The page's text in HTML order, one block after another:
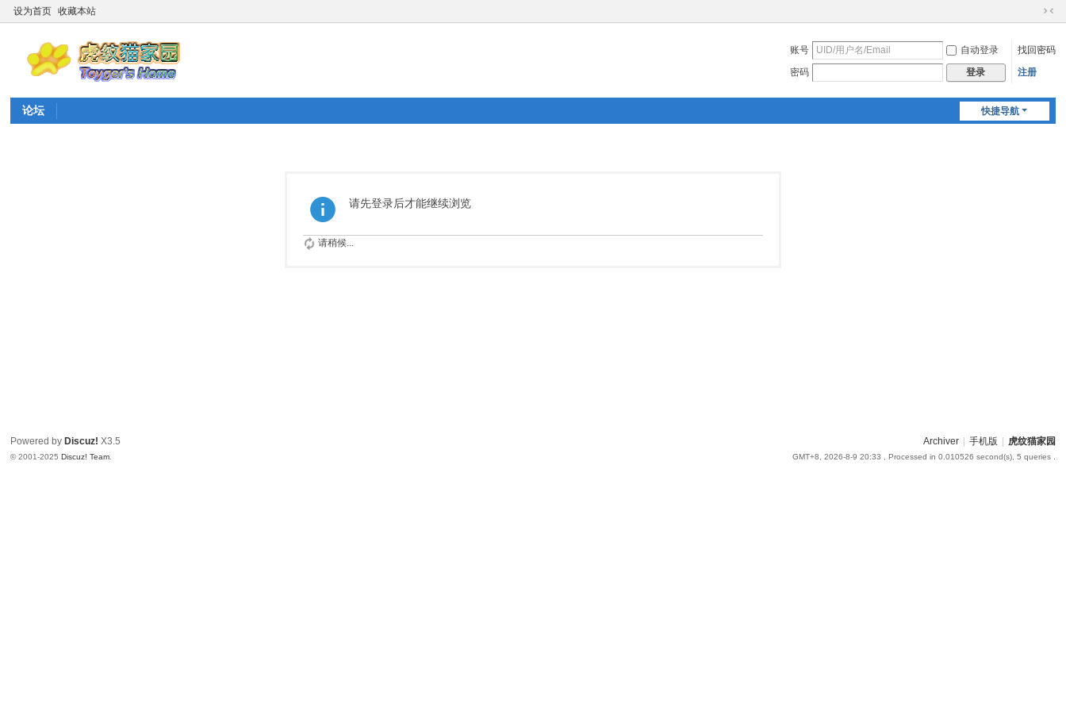
设为首页 收藏本站
切
到
账号 自动登录
找回密码
密码
登录 注册
快捷导航
论坛
请先登录后才能继续浏览
请稍候...
Archiver 手机版 虎纹猫家园
GMT+8, 2026-8-9 20:33 , Processed in 0.010526 second(s), 5 queries .
Powered by Discuz! X3.5
© 2001-2025Discuz! Team